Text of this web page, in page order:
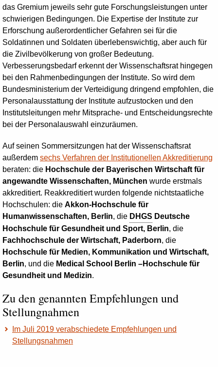
das Gremium jeweils sehr gute Forschungsleistungen unter
schwierigen Bedingungen. Die Expertise der Institute zur
Erforschung außerordentlicher Gefahren sei für die
Soldatinnen und Soldaten überlebenswichtig, aber auch für
die Zivilbevölkerung von großer Bedeutung.
Verbesserungsbedarf erkennt der Wissenschaftsrat hingegen
bei den Rahmenbedingungen der Institute. So wird dem
Bundesministerium der Verteidigung dringend empfohlen, die
Personalausstattung der Institute aufzustocken und den
Institutsleitungen mehr Mitsprache- und Entscheidungsrechte
bei der Personalauswahl einzuräumen.
Auf seinen Sommersitzungen hat der Wissenschaftsrat
außerdem sechs Verfahren der Institutionellen Akkreditierung
beraten: die Hochschule der Bayerischen Wirtschaft für
angewandte Wissenschaften, München wurde erstmals
akkreditiert. Reakkreditiert wurden folgende nichtstaatliche
Hochschulen: die Akkon-Hochschule für
Humanwissenschaften, Berlin, die DHGS Deutsche
Hochschule für Gesundheit und Sport, Berlin, die
Fachhochschule der Wirtschaft, Paderborn, die
Hochschule für Medien, Kommunikation und Wirtschaft,
Berlin, und die Medical School Berlin –Hochschule für
Gesundheit und Medizin.
Zu den genannten Empfehlungen und
Stellungnahmen
Im Juli 2019 verabschiedete Empfehlungen und
Stellungsnahmen